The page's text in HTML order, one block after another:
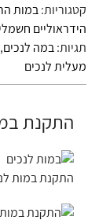
קטגוריות:במות
הידראוליים
תגיות:במה לנכים,
מעלית לנכים
התקנת
התקנת במות